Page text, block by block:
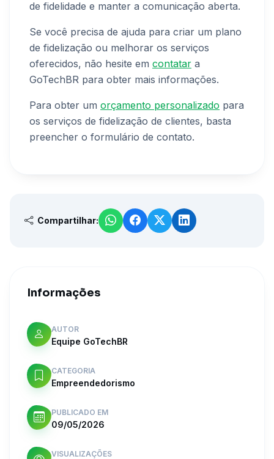
de fidelidade e manter a comunicação aberta.
Se você precisa de ajuda para criar um plano
de fidelização ou melhorar os serviços
oferecidos, não hesite em contatar a
GoTechBR para obter mais informações.
Para obter um orçamento personalizado para
os serviços de fidelização de clientes, basta
preencher o formulário de contato.
Compartilhar:
Informações
AUTOR
Equipe GoTechBR
CATEGORIA
Empreendedorismo
PUBLICADO EM
09/05/2026
VISUALIZAÇÕES